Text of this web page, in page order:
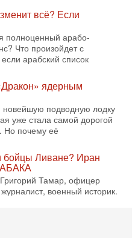
всё? Если
полноценный арабо-
Что произойдет с
арабский список
ядерным
новейшую подводную лодку
уже стала самой дорогой
Но почему её
бойцы Ливане? Иран
Тамар, офицер
военный историк.